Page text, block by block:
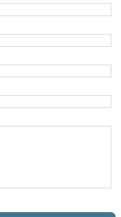
616-30-76